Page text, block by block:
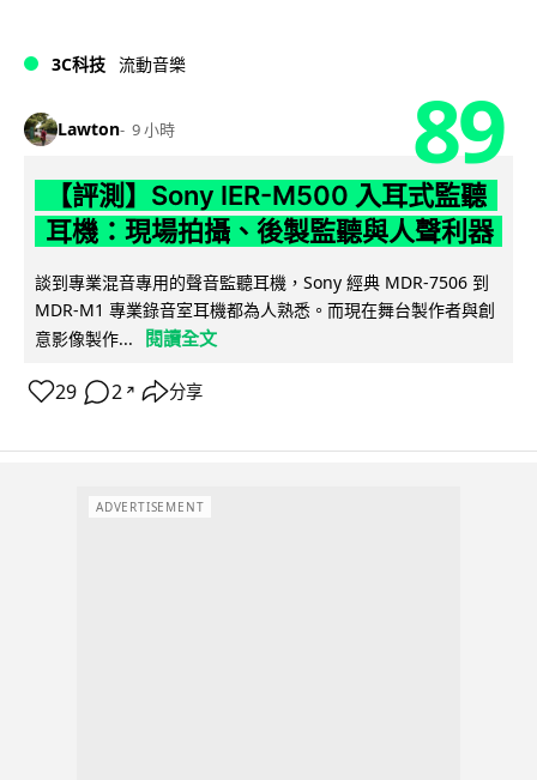
3C科技 流動音樂
Lawton 9 小時 89
【評測】Sony IER-M500 入耳式監聽
耳機：現場拍攝、後製監聽與人聲利器
談到專業混音專用的聲音監聽耳機，Sony 經典 MDR-7506 到
MDR-M1 專業錄音室耳機都為人熟悉。而現在舞台製作者與創
意影像製作...
閱讀全文
29 2 ↗ 分享
ADVERTISEMENT